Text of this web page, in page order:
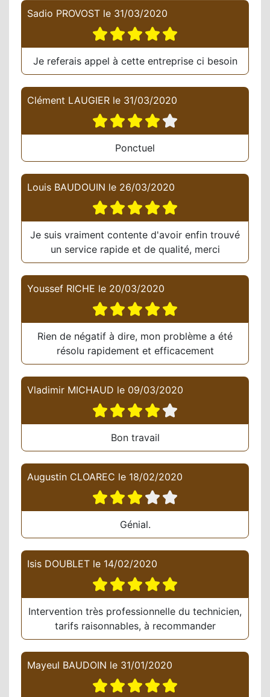
Sadio PROVOST le 31/03/2020
Je referais appel à cette entreprise ci besoin
Clément LAUGIER le 31/03/2020
Ponctuel
Louis BAUDOUIN le 26/03/2020
Je suis vraiment contente d'avoir enfin trouvé
un service rapide et de qualité, merci
Youssef RICHE le 20/03/2020
Rien de négatif à dire, mon problème a été
résolu rapidement et efficacement
Vladimir MICHAUD le 09/03/2020
Bon travail
Augustin CLOAREC le 18/02/2020
Génial.
Isis DOUBLET le 14/02/2020
Intervention très professionnelle du technicien,
tarifs raisonnables, à recommander
Mayeul BAUDOIN le 31/01/2020